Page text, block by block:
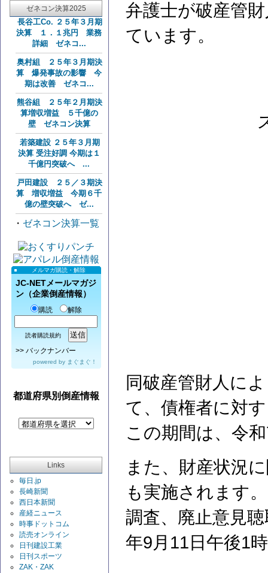
ゼネコン決算2025
長谷工Co. ２５年３月期
決算 １．１兆円 業務
詳細 ゼネコ...
奥村組 ２５年３月期決
算 爆発事故の影響 今
期は改善 ゼネコ...
熊谷組 ２５年２月期決
算増収増益 ５千億の
壁 ゼネコン決算
若築建設 ２５年３月期
決算 受注好調 今期は１
千億円突破へ ...
戸田建設 ２５／３期決
算 増収増益 今期６千
億の壁突破へ ゼ...
・ ゼネコン決算一覧
メルマガ購読・解除
JC-NETメールマガジ
ン（企業倒産情報）
購読 解除
読者購読規約
>> バックナンバー
powered by まぐまぐ！
都道府県別倒産情報
Links
毎日.jp
長崎新聞
西日本新聞
産経ニュース
時事ドットコム
読売オンライン
日刊建設工業
日刊スポーツ
ZAK・ZAK
弁護士が破産管
ています。
同破産管財人に
て、債権者に対
この期間は、令
また、財産状況
も実施されます
調査、廃止意見
年9月11日午後1